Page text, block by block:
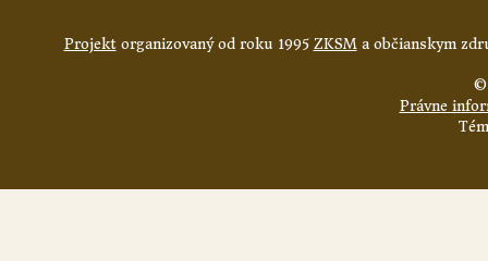
Projektorganizovaný od roku 1995 ZKSMa občianskym
©
Právne